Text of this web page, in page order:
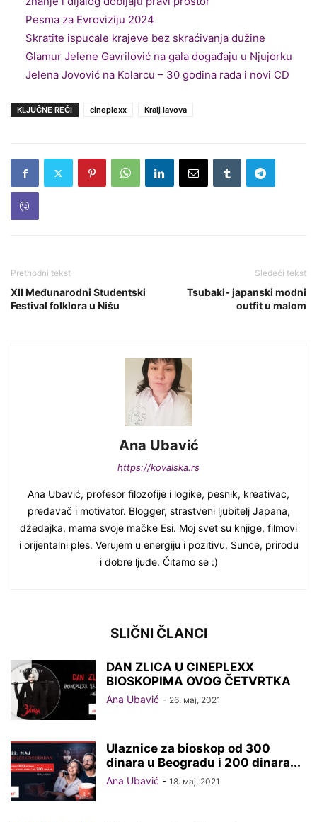
Pesma za Evroviziju 2024
Skratite ispucale krajeve bez skraćivanja dužine
Glamur Jelene Gavrilović na gala događaju u Njujorku
Jelena Jovović na Kolarcu – 30 godina rada i novi CD
KLJUČNE REČI cineplexx Kralj lavova
Prethodni tekst
XII Međunarodni Studentski
Festival folklora u Nišu
Sledeći tekst
Tsubaki- japanski modni
outfit u malom
Ana Ubavić
https://kovalska.rs
Ana Ubavić, profesor filozofije i logike, pesnik, kreativac,
predavač i motivator. Blogger, strastveni ljubitelj Japana,
džedajka, mama svoje mačke Esi. Moj svet su knjige, filmovi
i orijentalni ples. Verujem u energiju i pozitivu, Sunce, prirodu
i dobre ljude. Čitamo se :)
SLIČNI ČLANCI
DAN ZLICA U CINEPLEXX
BIOSKOPIMA OVOG ČETVRTKA
Ana Ubavić - 26. мај, 2021
Ulaznice za bioskop od 300
dinara u Beogradu i 200 dinara...
Ana Ubavić - 18. мај, 2021